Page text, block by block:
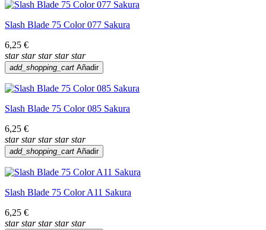
Slash Blade 75 Color 077 Sakura
6,25 €
star star star star star
add_shopping_cart Añadir
Slash Blade 75 Color 085 Sakura
6,25 €
star star star star star
add_shopping_cart Añadir
Slash Blade 75 Color A11 Sakura
6,25 €
star star star star star